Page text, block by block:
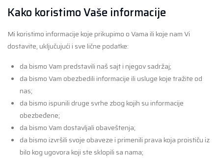
Kako koristimo Vaše informacije
Mi koristimo informacije koje prikupimo o Vama ili koje nam Vi
dostavite, uključujući i sve lične podatke:
da bismo Vam predstavili naš sajt i njegov sadržaj;
da bismo Vam obezbedili informacije ili usluge koje tražite od
nas;
da bismo ispunili druge svrhe zbog kojih su informacije
obezbeđene;
da bismo Vam dostavljali obaveštenja;
da bismo izvršili svoje obaveze i primenili prava koja proističu iz
bilo kog ugovora koji ste sklopili sa nama;